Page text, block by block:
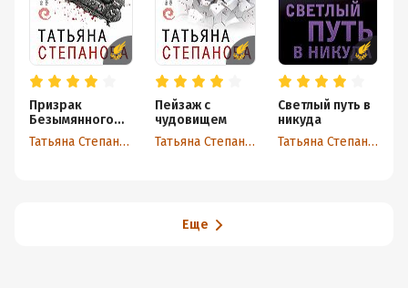
Призрак
Безымянного
переулка
Татьяна Степанова
Пейзаж с
чудовищем
Татьяна Степанова
Светлый путь в
никуда
Татьяна Степанова
Еще